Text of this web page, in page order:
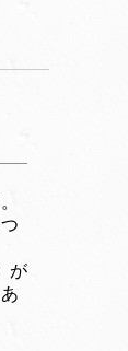
が